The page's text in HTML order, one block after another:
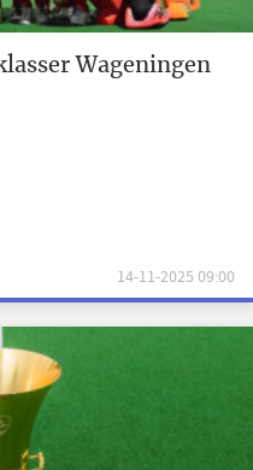
Wageningen
14-11-2025 09:00